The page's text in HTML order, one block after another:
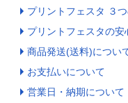
プリントフェスタ ３
プリントフェスタの
商品発送(送料)につい
お支払いについて
営業日・納期について